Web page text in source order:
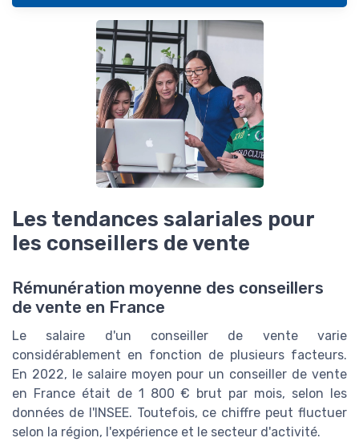
Les tendances salariales pour
les conseillers de vente
Rémunération moyenne des conseillers
de vente en France
Le salaire d'un conseiller de vente varie
considérablement en fonction de plusieurs facteurs.
En 2022, le salaire moyen pour un conseiller de vente
en France était de 1 800 € brut par mois, selon les
données de l'INSEE. Toutefois, ce chiffre peut fluctuer
selon la région, l'expérience et le secteur d'activité.